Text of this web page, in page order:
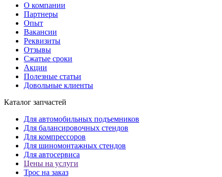
О компании
Партнеры
Опыт
Вакансии
Реквизиты
Отзывы
Сжатые сроки
Акции
Полезные статьи
Довольные клиенты
Каталог запчастей
Для автомобильных подъемников
Для балансировочных стендов
Для компрессоров
Для шиномонтажных стендов
Для автосервиса
Цены на услуги
Трос на заказ